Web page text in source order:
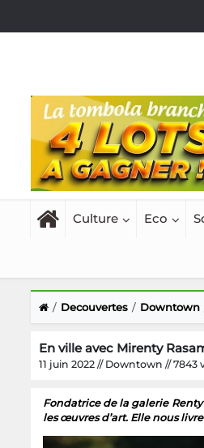
Culture Eco
Decouvertes Downtown
En ville avec Mirenty
11 juin 2022 // Downtown // 7843
Fondatrice de la galerie
les œuvres d’art. Elle nous